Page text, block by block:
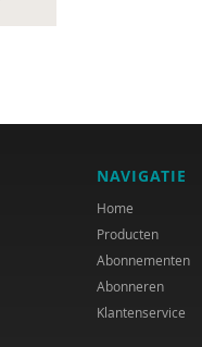
NAVIGATIE
Home
Producten
Abonnementen
Abonneren
Klantenservice